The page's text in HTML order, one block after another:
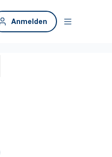
Anmelden